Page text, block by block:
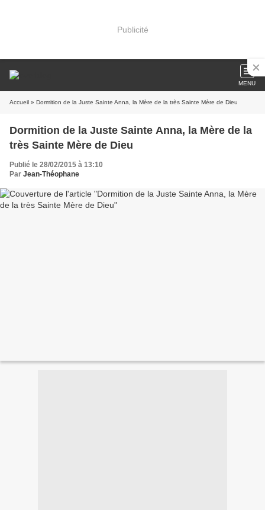
Publicité
MENU
Accueil » Dormition de la Juste Sainte Anna, la Mère de la très Sainte Mère de Dieu
Dormition de la Juste Sainte Anna, la Mère de la
très Sainte Mère de Dieu
Publié le 28/02/2015 à 13:10
Par Jean-Théophane